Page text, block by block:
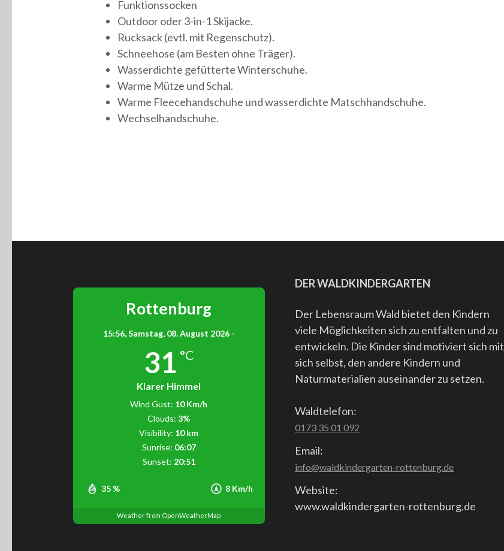
Funktionssocken
Outdoor oder 3-in-1 Skijacke.
Rucksack (evtl. mit Regenschutz).
Schneehose (am Besten ohne Träger).
Wasserdichte gefütterte Winterschuhe.
Warme Mütze und Schal.
Warme Fleecehandschuhe und wasserdichte Matschhandschuhe.
Wechselhandschuhe.
Rottenburg
15:56,Samstag, 08. August 2026 -
31 °C
Klarer Himmel
35 % 8 Km/h
Wind Gust: 10 Km/h
Clouds: 3%
Visibility: 10 km
Sunrise: 06:07
Sunset: 20:51
Weather from OpenWeatherMap
DER WALDKINDERGARTEN
Der Lebensraum Wald bietet den Kindern
viele Möglichkeiten sich zu entfalten und zu
entwickeln. Die Kinder sind motiviert sich mit
sich selbst, den andere Kindern und
Naturmaterialien auseinander zu setzen.
Waldtelefon:
0173 35 01 092
Email:
info@waldkindergarten-rottenburg.de
Website:
www.waldkindergarten-rottenburg.de